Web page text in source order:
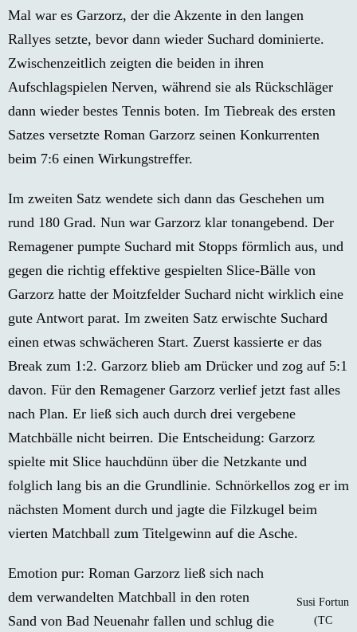
Mal war es Garzorz, der die Akzente in den langen
Rallyes setzte, bevor dann wieder Suchard dominierte.
Zwischenzeitlich zeigten die beiden in ihren
Aufschlagspielen Nerven, während sie als Rückschläger
dann wieder bestes Tennis boten. Im Tiebreak des ersten
Satzes versetzte Roman Garzorz seinen Konkurrenten
beim 7:6 einen Wirkungstreffer.
Im zweiten Satz wendete sich dann das Geschehen um
rund 180 Grad. Nun war Garzorz klar tonangebend. Der
Remagener pumpte Suchard mit Stopps förmlich aus, und
gegen die richtig effektive gespielten Slice-Bälle von
Garzorz hatte der Moitzfelder Suchard nicht wirklich eine
gute Antwort parat. Im zweiten Satz erwischte Suchard
einen etwas schwächeren Start. Zuerst kassierte er das
Break zum 1:2. Garzorz blieb am Drücker und zog auf 5:1
davon. Für den Remagener Garzorz verlief jetzt fast alles
nach Plan. Er ließ sich auch durch drei vergebene
Matchbälle nicht beirren. Die Entscheidung: Garzorz
spielte mit Slice hauchdünn über die Netzkante und
folglich lang bis an die Grundlinie. Schnörkellos zog er im
nächsten Moment durch und jagte die Filzkugel beim
vierten Matchball zum Titelgewinn auf die Asche.
Susi Fortun
(TC
Emotion pur: Roman Garzorz ließ sich nach
dem verwandelten Matchball in den roten
Sand von Bad Neuenahr fallen und schlug die